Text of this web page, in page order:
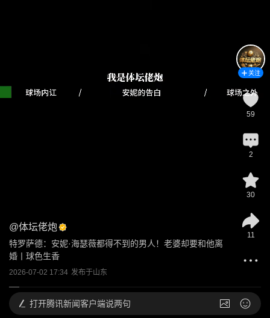
@体坛佬炮
特罗萨德：安妮·海瑟薇都得不到的男人！老婆却要和他离
婚丨球色生香
2026-07-02 17:34 发布于山东
关注
59
2
30
11
打开腾讯新闻客户端说两句